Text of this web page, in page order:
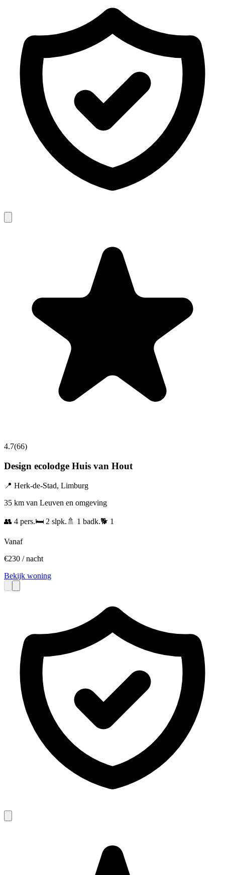
4.7(66)
Design ecolodge Huis van Hout
📍 Herk-de-Stad, Limburg
35 km van Leuven en omgeving
👥 4 pers.🛏️ 2 slpk. 🚿 1 badk.🐕 1
Vanaf
€230 / nacht
Bekijk woning